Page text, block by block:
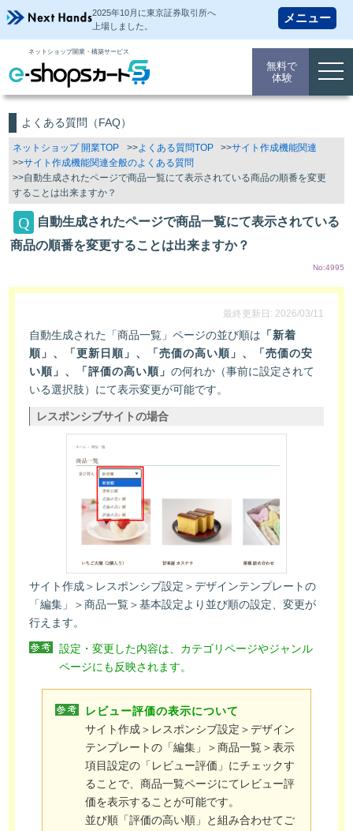
2025年10月に東京証券取引所へ
上場しました。
ネットショップ開業・構築サービス
無料で
体験
よくある質問（FAQ）
ネットショップ 開業TOP よくある質問TOP
サイト作成機能関連
サイト作成機能関連全般のよくある質問
自動生成されたページで商品一覧にて表示されている商品の順番を変更
することは出来ますか？
自動生成されたページで商品一覧にて表示されている
商品の順番を変更することは出来ますか？
No:4995
最終更新日: 2026/03/11
自動生成された「商品一覧」ページの並び順は 「新着
順」、「更新日順」、「売価の高い順」、「売価の安
い順」、「評価の高い順」の何れか（事前に設定されて
いる選択肢）にて表示変更が可能です。
レスポンシブサイトの場合
サイト作成＞レスポンシブ設定＞デザインテンプレートの
「編集」＞商品一覧＞基本設定より並び順の設定、変更が
行えます。
設定・変更した内容は、カテゴリページやジャンル
ページにも反映されます。
レビュー評価の表示について
サイト作成＞レスポンシブ設定＞デザイン
テンプレートの「編集」＞商品一覧＞表示
項目設定の「レビュー評価」にチェックす
ることで、商品一覧ページにてレビュー評
価を表示することが可能です。
並び順「評価の高い順」と組み合わせてご